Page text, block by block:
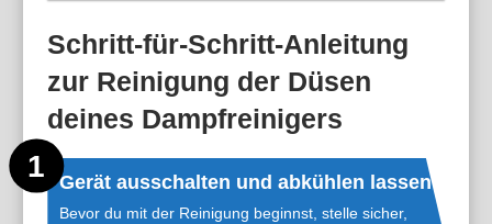
Schritt-für-Schritt-Anleitung
zur Reinigung der Düsen
deines Dampfreinigers
Gerät ausschalten und abkühlen lassen
Bevor du mit der Reinigung beginnst, stelle sicher,